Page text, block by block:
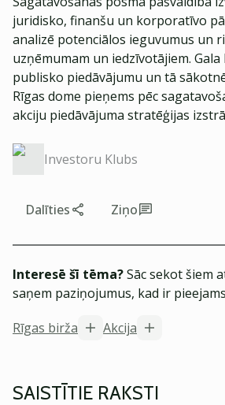
juridisko, finanšu un korporatīvo
analizē potenciālos ieguvumus un
uzņēmumam un iedzīvotājiem.
publisko piedāvājumu un tā
Rīgas dome pieņems pēc
akciju piedāvājuma stratēģijas
Investoru Klubs
Dalīties Ziņo
Interesē šī tēma?Sāc sekot šiem
saņem paziņojumus, kad ir
Rīgas birža
Akcija
SAISTĪTIE RAKSTI